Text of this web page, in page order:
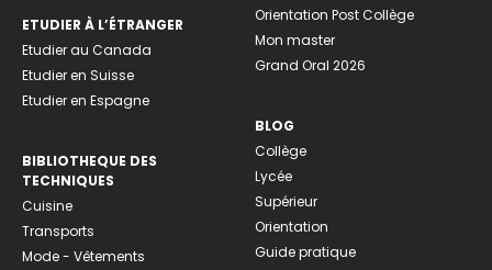
ETUDIER À L’ÉTRANGER
Etudier au Canada
Etudier en Suisse
Etudier en Espagne
BIBLIOTHEQUE DES
TECHNIQUES
Cuisine
Transports
Mode - Vêtements
Orientation Post Collège
Mon master
Grand Oral 2026
BLOG
Collège
Lycée
Supérieur
Orientation
Guide pratique